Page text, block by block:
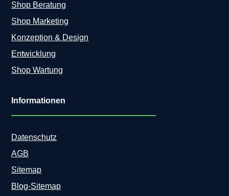
Shop Beratung
Shop Marketing
Konzeption & Design
Entwicklung
Shop Wartung
Informationen
Datenschutz
AGB
Sitemap
Blog-Sitemap